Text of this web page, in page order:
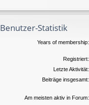
Benutzer-Statistik
Years of membership:
Registriert:
Letzte Aktivität:
Beiträge insgesamt:
Am meisten aktiv in Forum: